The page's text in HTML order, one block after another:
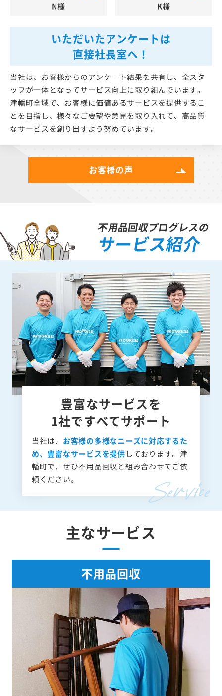
いただいたアンケートは
直接社長室へ！
当社は、お客様からのアンケート結果を共有し、全スタ
ッフが一体となってサービス向上に取り組んでいます。
津幡町全域で、お客様に価値あるサービスを提供するこ
とを目指し、様々なご要望や意見を取り入れて、高品質
なサービスを創り出すよう努めています。
N様 K様
お客様の声
不用品回収プログレスの
サービス紹介
豊富なサービスを
1社ですべてサポート
当社は、 お客様の多様なニーズに対応するた
め、豊富なサービスを提供しております。津
幡町で、ぜひ不用品回収と組み合わせてご依
頼ください。
主なサービス
不用品回収